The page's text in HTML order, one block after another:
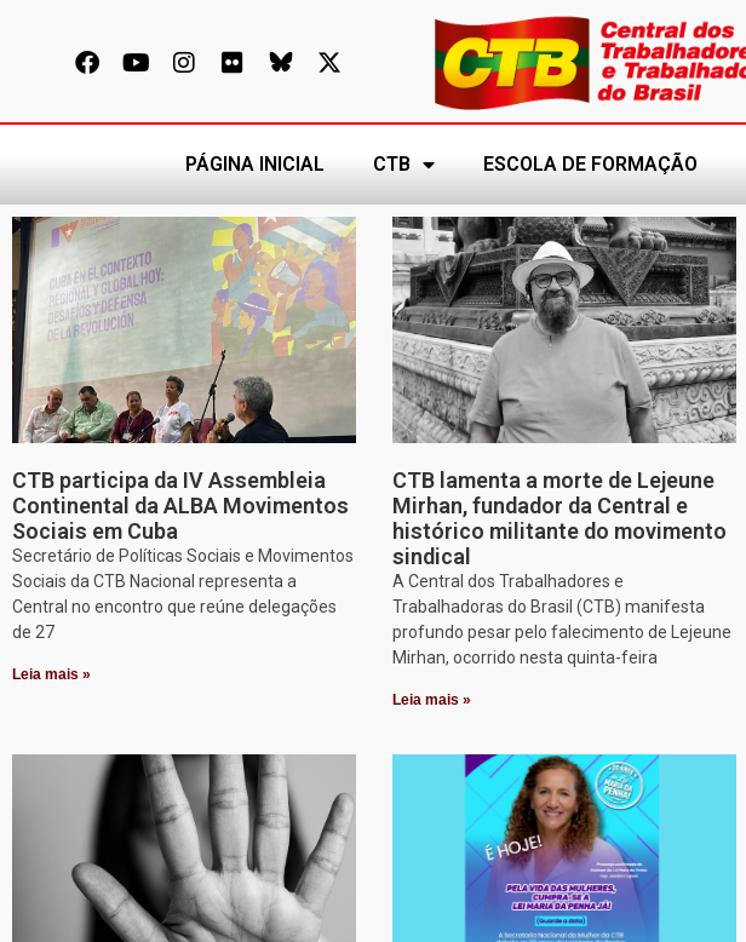
PÁGINA INICIAL CTB ESCOLA DE FORMAÇÃO
CTB participa da IV Assembleia
Continental da ALBA Movimentos
Sociais em Cuba
Secretário de Políticas Sociais e Movimentos
Sociais da CTB Nacional representa a
Central no encontro que reúne delegações
de 27
Leia mais »
CTB lamenta a morte de Lejeune
Mirhan, fundador da Central e
histórico militante do movimento
sindical
A Central dos Trabalhadores e
Trabalhadoras do Brasil (CTB) manifesta
profundo pesar pelo falecimento de Lejeune
Mirhan, ocorrido nesta quinta-feira
Leia mais »